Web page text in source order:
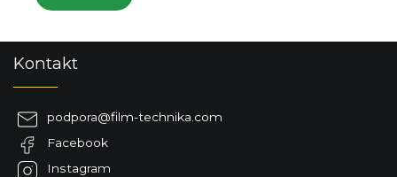
Kontakt
podpora@film-technika.com
Facebook
Instagram